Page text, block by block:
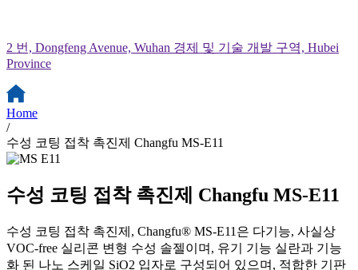
2 번, Dongfeng Avenue, Wuhan 경제 및 기술 개발 구역, Hubei
Province
Home
/
수성 코팅 접착 촉진제 Changfu MS-E11
수성 코팅 접착 촉진제 Changfu MS-E11
수성 코팅 접착 촉진제, Changfu® MS-E11은 다기능, 사실상
VOC-free 실리콘 변형 수성 솔젤이며, 유기 기능 실란과 기능
화 된 나노 스케일 SiO2 입자로 구성되어 있으며, 적합한 기판